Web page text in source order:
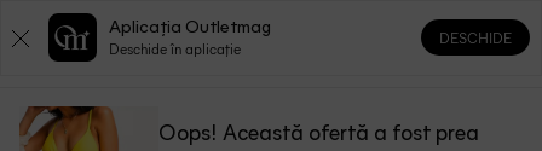
0 0
Oops! Această ofertă a fost prea
Aplicația Outletmag
Deschide în aplicație
DESCHIDE